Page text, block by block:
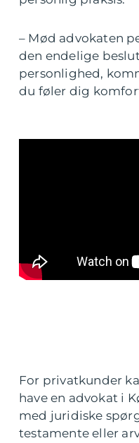
– Mød advokaten
den endelige
personlighed,
du føler dig
For privatkunder
have en advokat i
med juridiske
testamente eller